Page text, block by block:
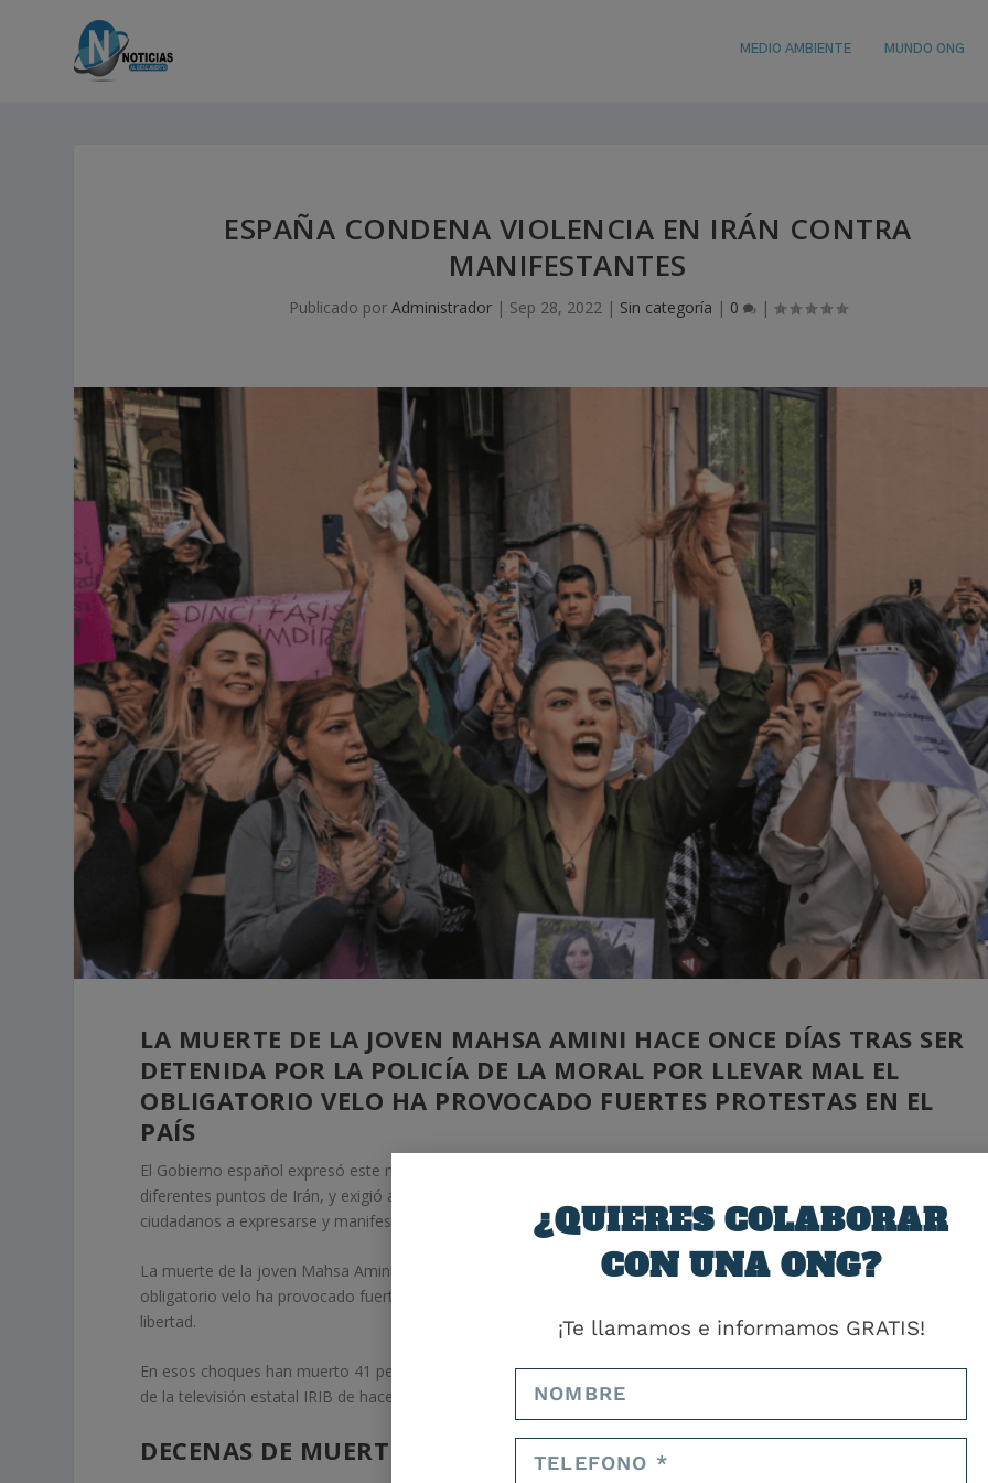
MEDIO AMBIENTE MUNDO ONG
ESPAÑA CONDENA VIOLENCIA EN IRÁN CONTRA
MANIFESTANTES
Publicado por Administrador| Sep 28, 2022| Sin categoría | 0 |
LA MUERTE DE LA JOVEN MAHSA AMINI HACE ONCE DÍAS TRAS SER
DETENIDA POR LA POLICÍA DE LA MORAL POR LLEVAR MAL EL
OBLIGATORIO VELO HA PROVOCADO FUERTES PROTESTAS EN EL
PAÍS
El Gobierno español expresó este martes su firme condena por la violencia ejercida contra manifestantes pacíficos en
diferentes puntos de Irán, y exigió a las autoridades del país que se respete y garantice el derecho de todos sus
ciudadanos a expresarse y manifestarse “libre y pacíficamente”.
La muerte de la joven Mahsa Amini hace once días tras ser detenida por la Policía de la moral por llevar mal el
obligatorio velo ha provocado fuertes protestas en el país, y en distintos puntos del mundo, en las que se pide más
libertad.
En esos choques han muerto 41 personas, entre ellos efectivos de las fuerzas de seguridad, según el último recuento
de la televisión estatal IRIB de hace dos días.
DECENAS DE MUERTES
¿QUIERES COLABORAR
CON UNA ONG?
¡Te llamamos e informamos GRATIS!